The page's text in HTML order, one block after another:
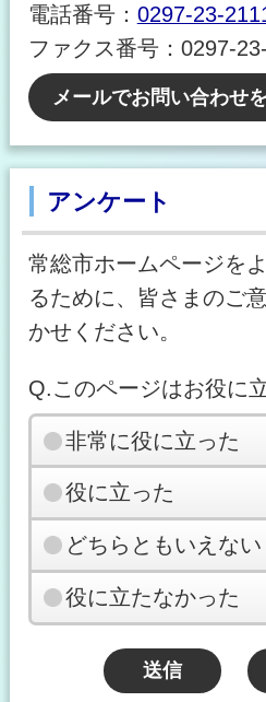
電話番号： 0297-23-
ファクス番号：0297-
メールでお問い合わせ
アンケート
常総市ホームページを
るために、皆さまのご
かせください。
Q.このページはお役に
非常に役に立った
役に立った
どちらともいえない
役に立たなかった